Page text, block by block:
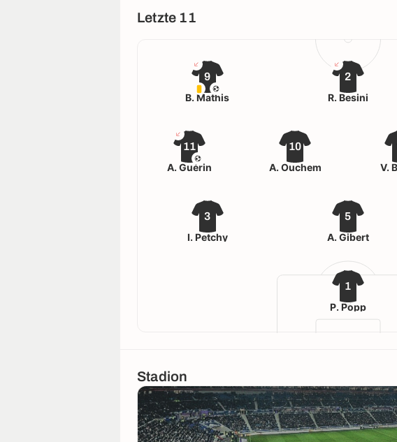
Letzte 11
1
P. Popp
3
I. Petchy
5
A. Gibert
11
A. Guérin
10
A. Ouchem
V.
9
B. Mathis
2
R. Besini
Stadion